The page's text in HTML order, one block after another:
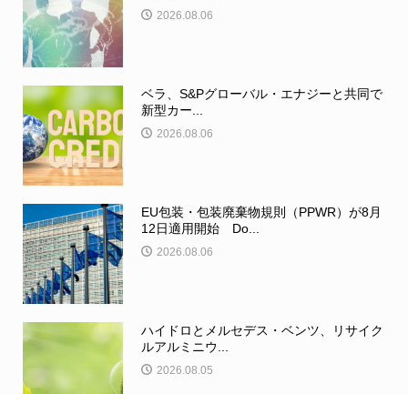
2026.08.06
ベラ、S&Pグローバル・エナジーと共同で
新型カー...
2026.08.06
EU包装・包装廃棄物規則（PPWR）が8月
12日適用開始 Do...
2026.08.06
ハイドロとメルセデス・ベンツ、リサイク
ルアルミニウ...
2026.08.05